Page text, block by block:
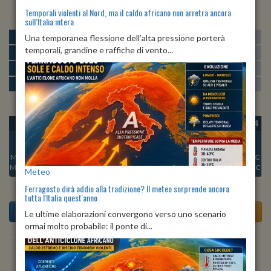
MATTINA min:25º max:26º U:
POMERIGGIO min:26º max:26º
SERA min:26º max:26º U:69% 73%
NOTTE min: 25º max:26º U:72%
OGGI
Min:
24°C
Max:26°C
DOM 09
Min:
Max:26°C
LUN 10
Min:25°C
Max:26°C
MAR 11
Min:
26°C
Max:27°C
MER 12
Max:26°C
GIO 13
Min:25°C
Max:26°C
VEN 14
25°C
Max:26°C
Previsioni del Tempo a Apricale di domani
Temporali violenti al Nord, ma il caldo africano non arretra ancora
sull’Italia intera
Una temporanea flessione dell’alta pressione porterà
temporali, grandine e raffiche di vento...
Meteo
Ferragosto dirà addio alla tradizione? Il meteo sorprende ancora
tutta l'Italia quest'anno
Le ultime elaborazioni convergono verso uno scenario
ormai molto probabile: il ponte di...